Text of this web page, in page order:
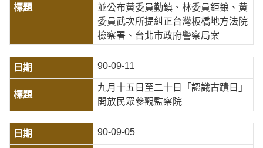
並公布黃委員勤鎮、林委員鉅鋃、黃
委員武次所提糾正台灣板橋地方法院
檢察署、台北市政府警察局案
90-09-11
九月十五日至二十日「認識古蹟日」
開放民眾參觀監察院
90-09-05